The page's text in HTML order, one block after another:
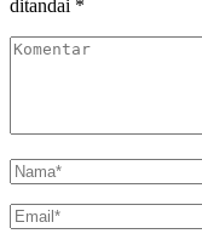
ditandai *